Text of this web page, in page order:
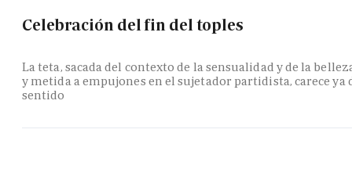
Celebración del fin del toples
La teta, sacada del contexto de la sensualidad y de la
y metida a empujones en el sujetador partidista, carece ya
sentido